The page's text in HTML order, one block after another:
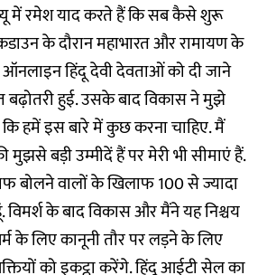
में रमेश याद करते हैं कि सब कैसे शुरू
के दौरान महाभारत और रामायण के
ऑनलाइन हिंदू देवी देवताओं को दी जाने
बढ़ोतरी हुई. उसके बाद विकास ने मुझे
हमें इस बारे में कुछ करना चाहिए. मैं
मुझसे बड़ी उम्मीदें हैं पर मेरी भी सीमाएं हैं.
बोलने वालों के खिलाफ 100 से ज्यादा
के बाद विकास और मैंने यह निश्चय
के लिए कानूनी तौर पर लड़ने के लिए
को इकट्ठा करेंगे. हिंदू आईटी सेल का